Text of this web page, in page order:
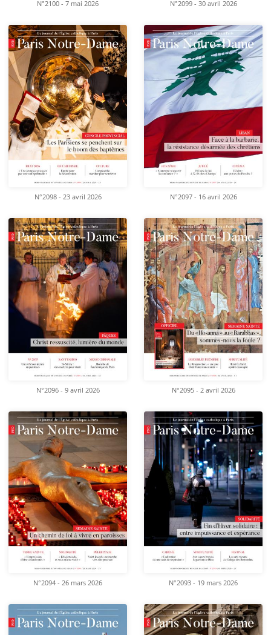
N°2100 - 7 mai 2026 N°2099 - 30 avril 2026
N°2098 - 23 avril 2026 N°2097 - 16 avril 2026
N°2096 - 9 avril 2026 N°2095 - 2 avril 2026
N°2094 - 26 mars 2026 N°2093 - 19 mars 2026